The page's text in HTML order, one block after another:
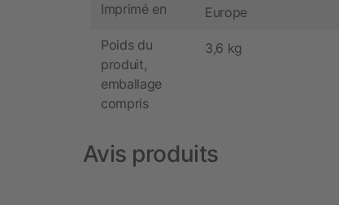
Imprimé en Europe
Poids du
produit,
emballage
compris
3,6 kg
Avis produits